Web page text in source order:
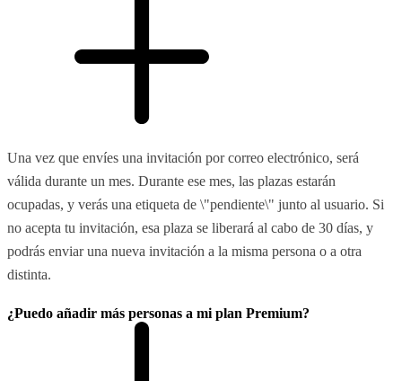
Una vez que envíes una invitación por correo electrónico, será
válida durante un mes. Durante ese mes, las plazas estarán
ocupadas, y verás una etiqueta de \"pendiente\" junto al usuario. Si
no acepta tu invitación, esa plaza se liberará al cabo de 30 días, y
podrás enviar una nueva invitación a la misma persona o a otra
distinta.
¿Puedo añadir más personas a mi plan Premium?